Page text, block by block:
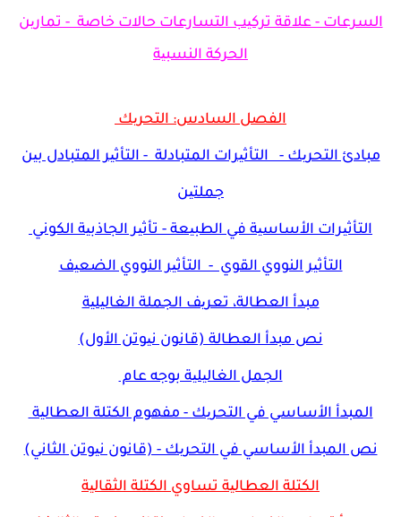
السرعات - علاقة تركیب التسارعات حالات خاصة - تمارین
الحركة النسبیة
الفصل السادس: التحریك
مبادئ التحریك - التأثیرات المتبادلة - التأثیر المتبادل بین
جملتین
التأثیرات الأساسیة في الطبیعة - تأثیر الجاذبیة الكوني
التأثیر النووي القوي - التأثیر النووي الضعیف
مبدأ العطالة، تعریف الجملة الغالیلیة
نص مبدأ العطالة (قانون نیوتن الأول)
الجمل الغالیلیة بوجه عام
المبدأ الأساسي في التحریك - مفهوم الكتلة العطالیة
نص المبدأ الأساسي في التحریك - (قانون نیوتن الثاني)
الكتلة العطالیة تساوي الكتلة الثقالیة